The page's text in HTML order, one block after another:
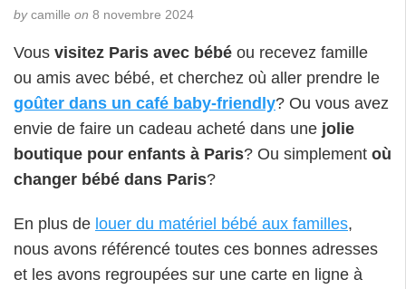
a
t
n
bycamille on 8 novembre 2024
Vous visitez Paris avec bébé ou recevez famille
ou amis avec bébé, et cherchez où aller prendre le
goûter dans un café baby-friendly? Ou vous avez
envie de faire un cadeau acheté dans une jolie
boutique pour enfants à Paris? Ou simplement où
changer bébé dans Paris?
En plus de louer du matériel bébé aux familles,
nous avons référencé toutes ces bonnes adresses
et les avons regroupées sur une carte en ligne à